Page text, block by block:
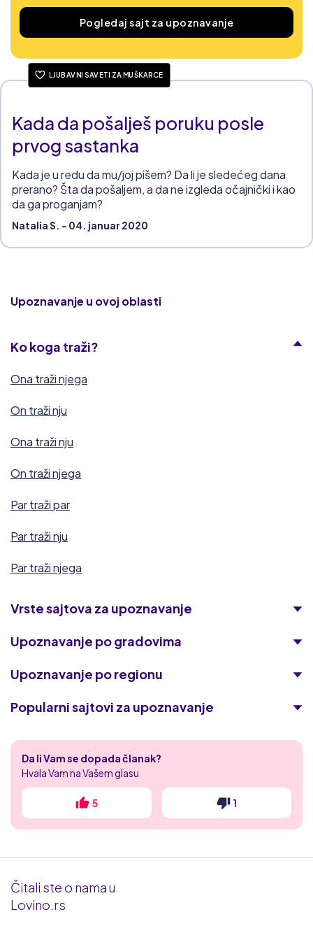
Pogledaj sajt za upoznavanje
LJUBAVNI SAVETI ZA MUŠKARCE
Kada da pošalješ poruku posle
prvog sastanka
Kada je u redu da mu/joj pišem? Da li je sledećeg dana
prerano? Šta da pošaljem, a da ne izgleda očajnički i kao
da ga proganjam?
Natalia S. - 04. januar 2020
Upoznavanje u ovoj oblasti
Ko koga traži?
Ona traži njega
On traži nju
Ona traži nju
On traži njega
Par traži par
Par traži nju
Par traži njega
Vrste sajtova za upoznavanje
Upoznavanje po gradovima
Upoznavanje po regionu
Popularni sajtovi za upoznavanje
Lust
HousewifeWanted
Planet Romeo
Klub za odrasle
Da li Vam se dopada članak?
Hvala Vam na Vašem glasu
5 1
Čitali ste o nama u
Lovino.rs